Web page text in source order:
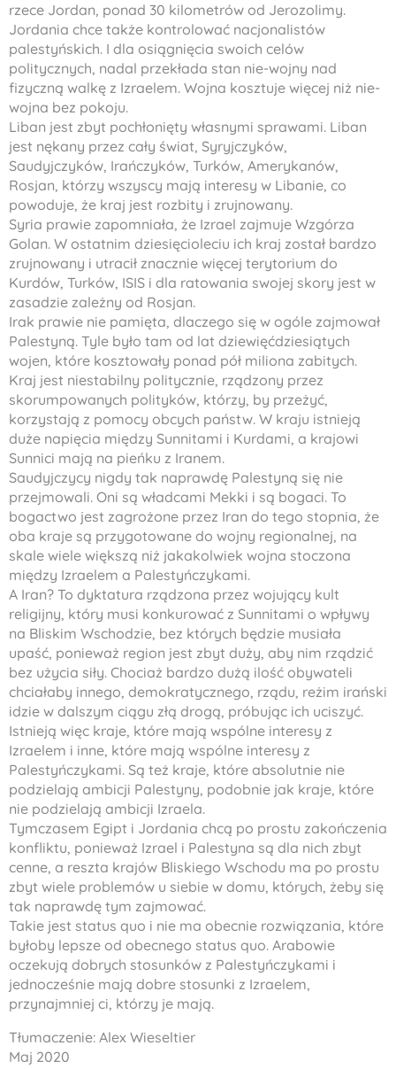
rzece Jordan, ponad 30 kilometrów od Jerozolimy.
Jordania chce także kontrolować nacjonalistów
palestyńskich. I dla osiągnięcia swoich celów
politycznych, nadal przekłada stan nie-wojny nad
fizyczną walkę z Izraelem. Wojna kosztuje więcej niż nie-
wojna bez pokoju.
Liban jest zbyt pochłonięty własnymi sprawami. Liban
jest nękany przez cały świat, Syryjczyków,
Saudyjczyków, Irańczyków, Turków, Amerykanów,
Rosjan, którzy wszyscy mają interesy w Libanie, co
powoduje, że kraj jest rozbity i zrujnowany.
Syria prawie zapomniała, że Izrael zajmuje Wzgórza
Golan. W ostatnim dziesięcioleciu ich kraj został bardzo
zrujnowany i utracił znacznie więcej terytorium do
Kurdów, Turków, ISIS i dla ratowania swojej skory jest w
zasadzie zależny od Rosjan.
Irak prawie nie pamięta, dlaczego się w ogóle zajmował
Palestyną. Tyle było tam od lat dziewięćdziesiątych
wojen, które kosztowały ponad pół miliona zabitych.
Kraj jest niestabilny politycznie, rządzony przez
skorumpowanych polityków, którzy, by przeżyć,
korzystają z pomocy obcych państw. W kraju istnieją
duże napięcia między Sunnitami i Kurdami, a krajowi
Sunnici mają na pieńku z Iranem.
Saudyjczycy nigdy tak naprawdę Palestyną się nie
przejmowali. Oni są władcami Mekki i są bogaci. To
bogactwo jest zagrożone przez Iran do tego stopnia, że
oba kraje są przygotowane do wojny regionalnej, na
skale wiele większą niż jakakolwiek wojna stoczona
między Izraelem a Palestyńczykami.
A Iran? To dyktatura rządzona przez wojujący kult
religijny, który musi konkurować z Sunnitami o wpływy
na Bliskim Wschodzie, bez których będzie musiała
upaść, ponieważ region jest zbyt duży, aby nim rządzić
bez użycia siły. Chociaż bardzo dużą ilość obywateli
chciałaby innego, demokratycznego, rządu, reżim irański
idzie w dalszym ciągu złą drogą, próbując ich uciszyć.
Istnieją więc kraje, które mają wspólne interesy z
Izraelem i inne, które mają wspólne interesy z
Palestyńczykami. Są też kraje, które absolutnie nie
podzielają ambicji Palestyny, podobnie jak kraje, które
nie podzielają ambicji Izraela.
Tymczasem Egipt i Jordania chcą po prostu zakończenia
konfliktu, ponieważ Izrael i Palestyna są dla nich zbyt
cenne, a reszta krajów Bliskiego Wschodu ma po prostu
zbyt wiele problemów u siebie w domu, których, żeby się
tak naprawdę tym zajmować.
Takie jest status quo i nie ma obecnie rozwiązania, które
byłoby lepsze od obecnego status quo. Arabowie
oczekują dobrych stosunków z Palestyńczykami i
jednocześnie mają dobre stosunki z Izraelem,
przynajmniej ci, którzy je mają.
Tłumaczenie: Alex Wieseltier
Maj 2020